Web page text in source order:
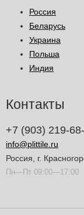
Россия
Беларусь
Украина
Польша
Индия
Контакты
+7 (903) 219-
info@plittile.ru
Россия, г.
Пн—Пт 09:00—17:00